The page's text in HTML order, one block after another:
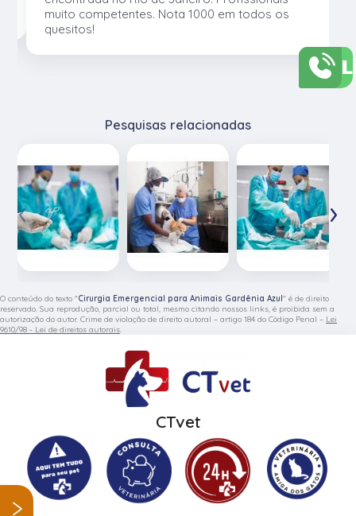
muito competentes. Nota 1000 em todos os
quesitos!
Pesquisas relacionadas
‹ ›
O conteúdo do texto "Cirurgia Emergencial para Animais Gardênia Azul" é de direito
reservado. Sua reprodução, parcial ou total, mesmo citando nossos links, é proibida sem a
autorização do autor. Crime de violação de direito autoral – artigo 184 do Código Penal – Lei
9610/98 - Lei de direitos autorais.
CTvet